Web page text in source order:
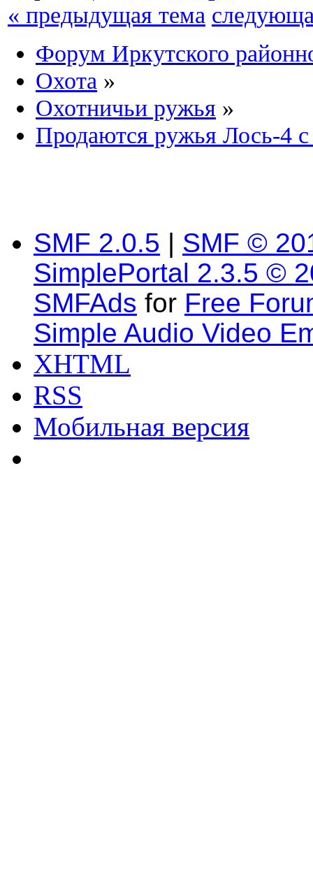
« предыдущая тема
Форум Иркутского
Охота »
Охотничьи ружья »
Продаются ружья Лось-4
SMF 2.0.5 | SMF ©
SimplePortal 2.3.5 ©
SMFAds for Free
Simple Audio Video
XHTML
RSS
Мобильная версия